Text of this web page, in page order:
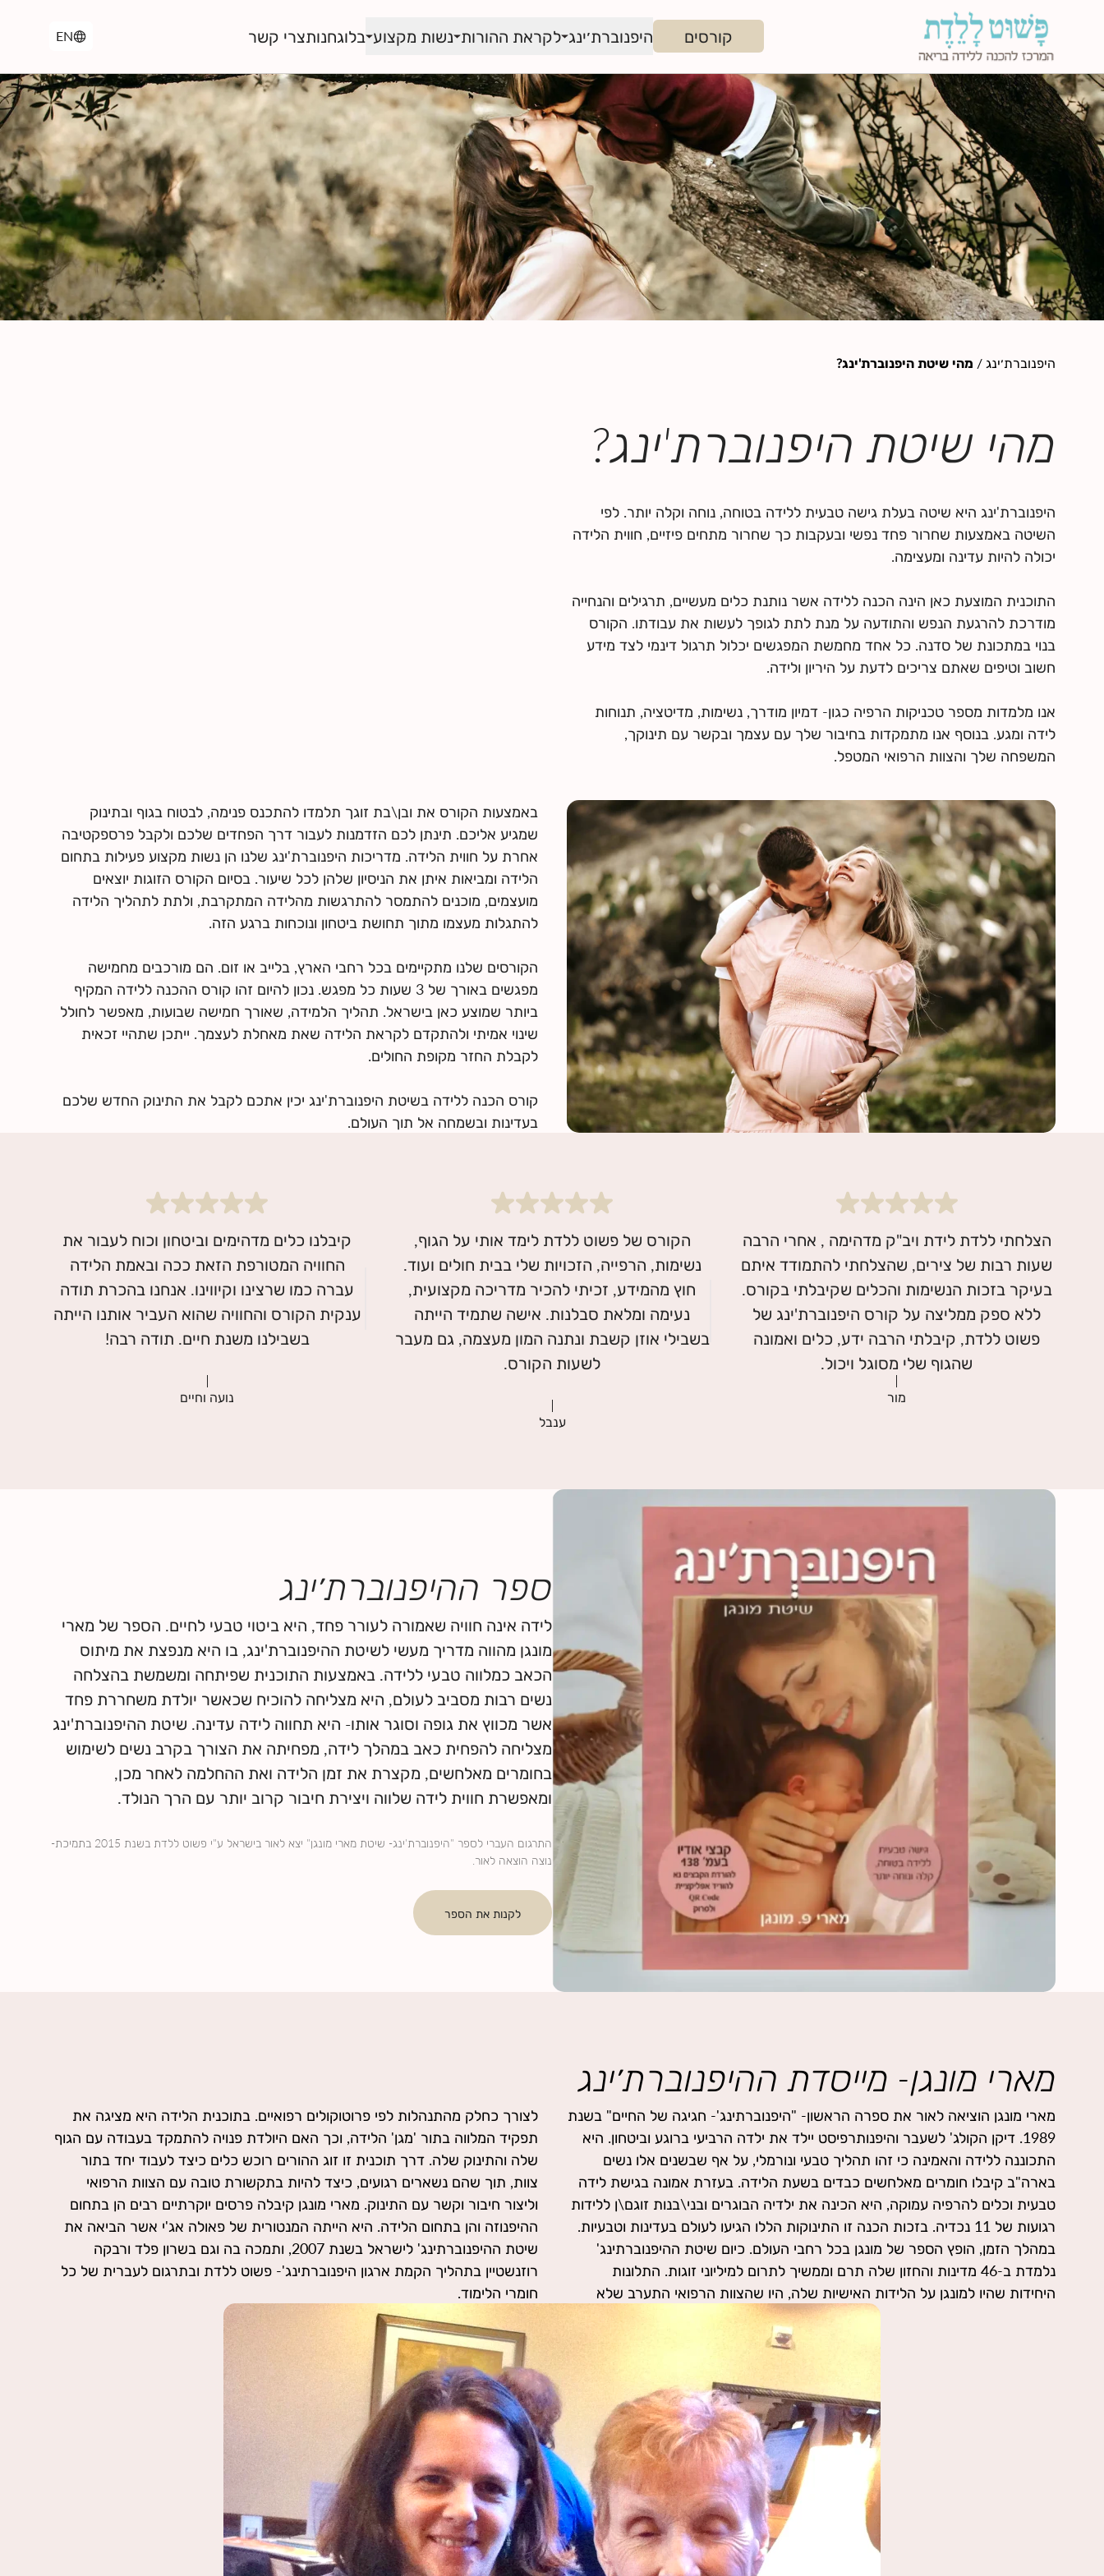
קורסים היפנוברת׳ינג לקראת ההורות נשות מקצוע בלוגחנותצרי קשר EN
היפנוברת׳ינג/ מהי שיטת היפנוברת'ינג?
מהי שיטת היפנוברת'ינג?
היפנוברת'ינג היא שיטה בעלת גישה טבעית ללידה בטוחה, נוחה וקלה יותר. לפי
השיטה באמצעות שחרור פחד נפשי ובעקבות כך שחרור מתחים פיזיים, חווית הלידה
התוכנית המוצעת כאן הינה הכנה ללידה אשר נותנת כלים מעשיים, תרגילים והנחייה
מודרכת להרגעת הנפש והתודעה על מנת לתת לגופך לעשות את עבודתו. הקורס
בנוי במתכונת של סדנה. כל אחד מחמשת המפגשים יכלול תרגול דינמי לצד מידע
אנו מלמדות מספר טכניקות הרפיה כגון- דמיון מודרך, נשימות, מדיטציה, תנוחות
לידה ומגע. בנוסף אנו מתמקדות בחיבור שלך עם עצמך ובקשר עם תינוקך,
המשפחה שלך והצוות הרפואי המטפל.
באמצעות הקורס את ובן\בת זוגך תלמדו להתכנס פנימה, לבטוח בגוף ובתינוק
שמגיע אליכם. תינתן לכם הזדמנות לעבור דרך הפחדים שלכם ולקבל פרספקטיבה
אחרת על חווית הלידה. מדריכות היפנוברת'ינג שלנו הן נשות מקצוע פעילות בתחום
הלידה ומביאות איתן את הניסיון שלהן לכל שיעור. בסיום הקורס הזוגות יוצאים
מועצמים, מוכנים להתמסר להתרגשות מהלידה המתקרבת, ולתת לתהליך הלידה
הקורסים שלנו מתקיימים בכל רחבי הארץ, בלייב או זום. הם מורכבים מחמישה
מפגשים באורך של 3 שעות כל מפגש. נכון להיום זהו קורס ההכנה ללידה המקיף
ביותר שמוצע כאן בישראל. תהליך הלמידה, שאורך חמישה שבועות, מאפשר לחולל
שינוי אמיתי ולהתקדם לקראת הלידה שאת מאחלת לעצמך. ייתכן שתהיי זכאית
קורס הכנה ללידה בשיטת היפנוברת'ינג יכין אתכם לקבל את התינוק החדש שלכם
בעדינות ובשמחה אל תוך העולם.
הצלחתי ללדת לידת ויב"ק מדהימה , אחרי הרבה
שעות רבות של צירים, שהצלחתי להתמודד איתם
ללא ספק ממליצה על קורס היפנוברת'ינג של
פשוט ללדת, קיבלתי הרבה ידע, כלים ואמונה
שהגוף שלי מסוגל ויכול.
מור
הקורס של פשוט ללדת לימד אותי על הגוף,
נשימות, הרפייה, הזכויות שלי בבית חולים ועוד.
חוץ מהמידע, זכיתי להכיר מדריכה מקצועית,
נעימה ומלאת סבלנות. אישה שתמיד הייתה
בשבילי אוזן קשבת ונתנה המון מעצמה, גם מעבר
ענבל
קיבלנו כלים מדהימים וביטחון וכוח לעבור את
החוויה המטורפת הזאת ככה ובאמת הלידה
עברה כמו שרצינו וקיווינו. אנחנו בהכרת תודה
ענקית הקורס והחוויה שהוא העביר אותנו הייתה
נועה וחיים
ספר ההיפנוברת׳ינג
לידה אינה חוויה שאמורה לעורר פחד, היא ביטוי טבעי לחיים. הספר של מארי
מונגן מהווה מדריך מעשי לשיטת ההיפנוברת'ינג, בו היא מנפצת את מיתוס
הכאב כמלווה טבעי ללידה. באמצעות התוכנית שפיתחה ומשמשת בהצלחה
נשים רבות מסביב לעולם, היא מצליחה להוכיח שכאשר יולדת משחררת פחד
אשר מכווץ את גופה וסוגר אותו- היא תחווה לידה עדינה. שיטת ההיפנוברת'ינג
מצליחה להפחית כאב במהלך לידה, מפחיתה את הצורך בקרב נשים לשימוש
בחומרים מאלחשים, מקצרת את זמן הלידה ואת ההחלמה לאחר מכן,
התרגום העברי לספר "היפנוברת'ינג- שיטת מארי מונגן" יצא לאור בישראל ע"י פשוט ללדת בשנת 2015 בתמיכת-
לקנות את הספר
מארי מונגן- מייסדת ההיפנוברת׳ינג
מארי מונגן הוציאה לאור את ספרה הראשון- "היפנוברתינג'- חגיגה של החיים" בשנת
1989. דיקן הקולג' לשעבר והיפנותרפיסט יילד את ילדה הרביעי ברוגע וביטחון. היא
התכוננה ללידה והאמינה כי זהו תהליך טבעי ונורמלי, על אף שבשנים אלו נשים
בארה"ב קיבלו חומרים מאלחשים כבדים בשעת הלידה. בעזרת אמונה בגישת לידה
טבעית וכלים להרפיה עמוקה, היא הכינה את ילדיה הבוגרים ובני\בנות זוגם\ן ללידות
רגועות של 11 נכדיה. בזכות הכנה זו התינוקות הללו הגיעו לעולם בעדינות וטבעיות.
במהלך הזמן, הופץ הספר של מונגן בכל רחבי העולם. כיום שיטת ההיפנוברתינג'
נלמדת ב-46 מדינות והחזון שלה תרם וממשיך לתרום למיליוני זוגות. התלונות
היחידות שהיו למונגן על הלידות האישיות שלה, היו שהצוות הרפואי התערב שלא
לצורך כחלק מהתנהלות לפי פרוטוקולים רפואיים. בתוכנית הלידה היא מציגה את
תפקיד המלווה בתור 'מגן' הלידה, וכך האם היולדת פנויה להתמקד בעבודה עם הגוף
שלה והתינוק שלה. דרך תוכנית זו זוג ההורים רוכש כלים כיצד לעבוד יחד בתור
צוות, תוך שהם נשארים רגועים, כיצד להיות בתקשורת טובה עם הצוות הרפואי
וליצור חיבור וקשר עם התינוק. מארי מונגן קיבלה פרסים יוקרתיים רבים הן בתחום
ההיפנוזה והן בתחום הלידה. היא הייתה המנטורית של פאולה אג'י אשר הביאה את
שיטת ההיפנוברתינג' לישראל בשנת 2007, ותמכה בה וגם בשרון פלד ורבקה
רוזנשטיין בתהליך הקמת ארגון היפנוברתינג'- פשוט ללדת ובתרגום לעברית של כל
חומרי הלימוד.